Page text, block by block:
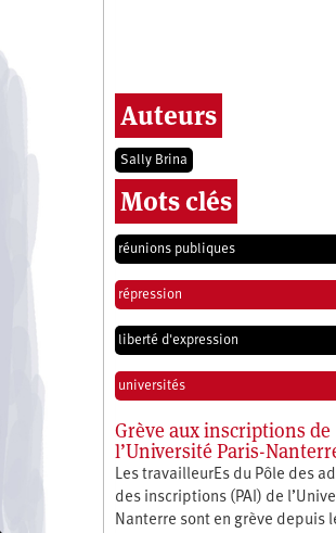
Auteurs
Sally Brina
Mots clés
réunions publiques
répression
liberté d'expression
universités
Grève aux inscriptions de
l’Université Paris-
Les travailleurEs du Pôle des
des inscriptions (PAI) de
Nanterre sont en grève depuis